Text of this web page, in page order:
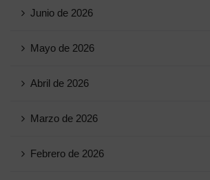
Junio ​​de 2026
Mayo de 2026
Abril de 2026
Marzo de 2026
Febrero de 2026